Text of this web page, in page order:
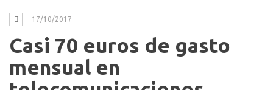
17/10/2017
Casi 70 euros de gasto
mensual en